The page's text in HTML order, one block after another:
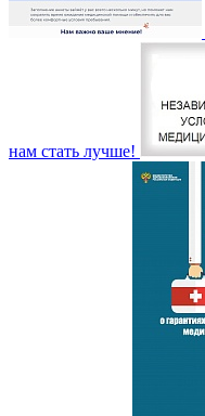
нам стать лучше!